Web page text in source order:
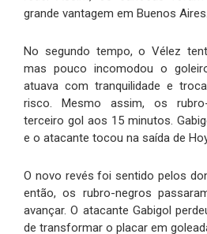
grande vantagem em Buenos Aires.
No segundo tempo, o Vélez
mas pouco incomodou o
atuava com tranquilidade e
risco. Mesmo assim, os
terceiro gol aos 15 minutos.
e o atacante tocou na saída de
O novo revés foi sentido pelos
então, os rubro-negros
avançar. O atacante Gabigol
de transformar o placar em